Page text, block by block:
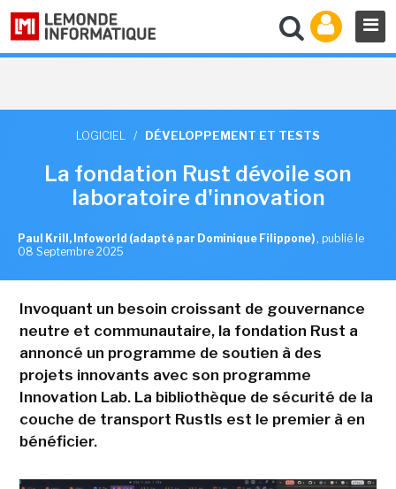
LOGICIEL / DÉVELOPPEMENT ET TESTS
La fondation Rust dévoile son
laboratoire d'innovation
Paul Krill, Infoworld (adapté par Dominique Filippone) , publié le
08 Septembre 2025
Invoquant un besoin croissant de gouvernance
neutre et communautaire, la fondation Rust a
annoncé un programme de soutien à des
projets innovants avec son programme
Innovation Lab. La bibliothèque de sécurité de la
couche de transport Rustls est le premier à en
bénéficier.